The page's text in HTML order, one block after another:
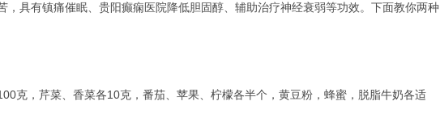
，具有镇痛催眠、 贵阳癫痫医院降低胆固醇、辅助治疗神经衰弱等功效。下面教你两种
克，芹菜、香菜各10克，番茄、苹果、柠檬各半个，黄豆粉，蜂蜜，脱脂牛奶各适